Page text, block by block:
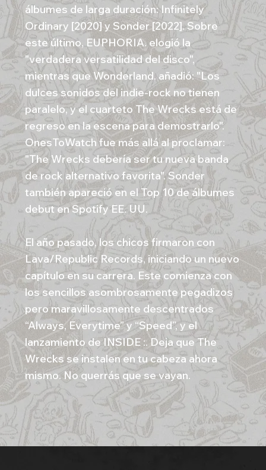
álbumes de larga duración: Infinitely
Ordinary [2020] y Sonder [2022]. Sobre
este último, EUPHORIA. elogió la
"verdadera versatilidad del disco",
mientras que Wonderland. añadió: "Los
dulces sonidos del indie-rock no tienen
paralelo, y el cuarteto The Wrecks está de
regreso en la escena para demostrarlo".
OnesToWatch fue más allá al proclamar:
"The Wrecks debería ser tu nueva banda
de rock alternativo favorita". Sonder
también apareció en el Top 10 de álbumes
debut en Spotify EE. UU.
El año pasado, los chicos firmaron con
Lava/Republic Records, iniciando un nuevo
capítulo en su carrera. Este comienza con
los sencillos asombrosamente pegadizos
pero maravillosamente descentrados
“Always, Everytime” y “Speed”, y el
lanzamiento de INSIDE :. Deja que The
Wrecks se instalen en tu cabeza ahora
mismo. No querrás que se vayan.